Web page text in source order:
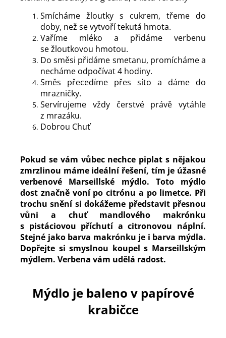
Smícháme žloutky s cukrem, třeme do
doby, než se vytvoří tekutá hmota.
Vaříme mléko a přidáme verbenu
se žloutkovou hmotou.
Do směsi přidáme smetanu, promícháme a
necháme odpočívat 4 hodiny.
Směs přecedíme přes síto a dáme do
mrazničky.
Servírujeme vždy čerstvé právě vytáhle
z mrazáku.
Dobrou Chuť
Pokud se vám vůbec nechce piplat s nějakou
zmrzlinou máme ideální řešení, tím je úžasné
verbenové Marseillské mýdlo. Toto mýdlo
dost značně voní po citrónu a po limetce. Při
trochu snění si dokážeme představit přesnou
vůni a chuť mandlového makrónku
s pistáciovou příchutí a citronovou náplní.
Stejné jako barva makrónku je i barva mýdla.
Dopřejte si smyslnou koupel s Marseillským
mýdlem. Verbena vám udělá radost.
Mýdlo je baleno v papírové
krabičce